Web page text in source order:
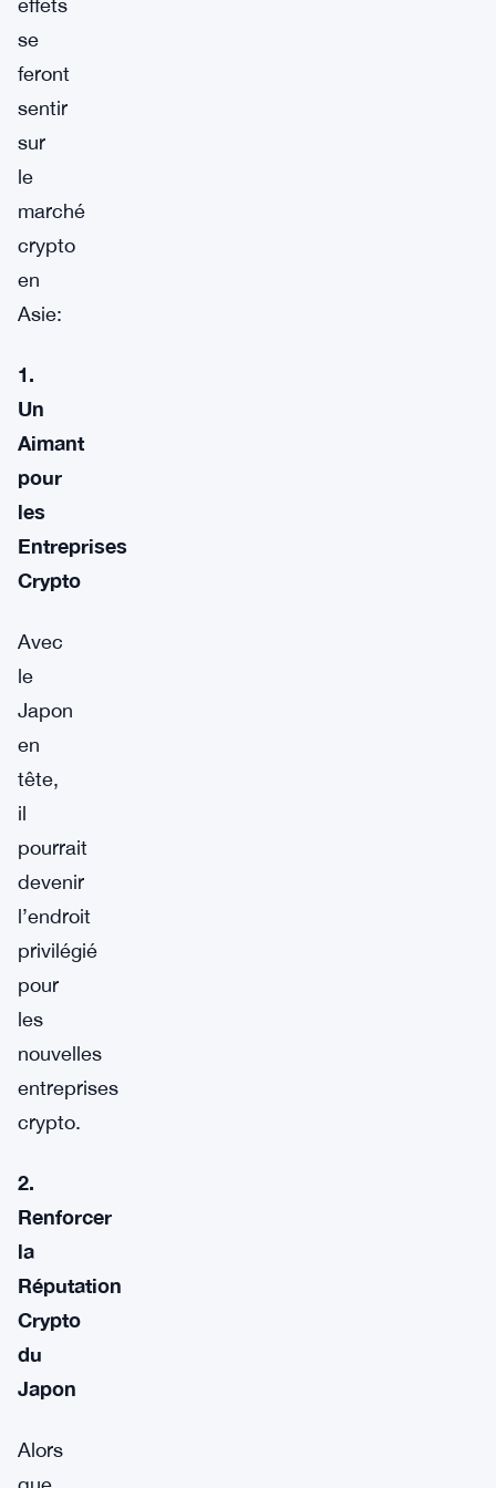
effets
se
feront
sentir
sur
le
marché
crypto
en
Asie:
1.
Un
Aimant
pour
les
Entreprises
Crypto
Avec
le
Japon
en
tête,
il
pourrait
devenir
l’endroit
privilégié
pour
les
nouvelles
entreprises
crypto.
2.
Renforcer
la
Réputation
Crypto
du
Japon
Alors